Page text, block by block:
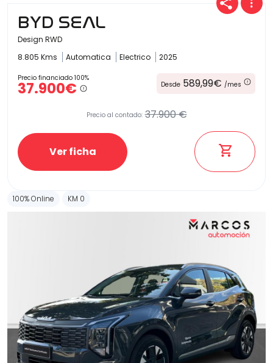
BYD SEAL
Design RWD
8.805 Kms
Automatica Electrico 2025
Precio financiado 100%
37.900€ Desde 589,99€ /mes
Precio al contado: 37.900 €
Ver ficha
100% Online KM 0